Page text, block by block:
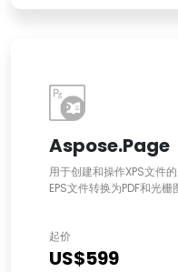
Aspose.Page
用于创建和操作XPS文件
EPS文件转换为PDF和光栅
起价
US$599